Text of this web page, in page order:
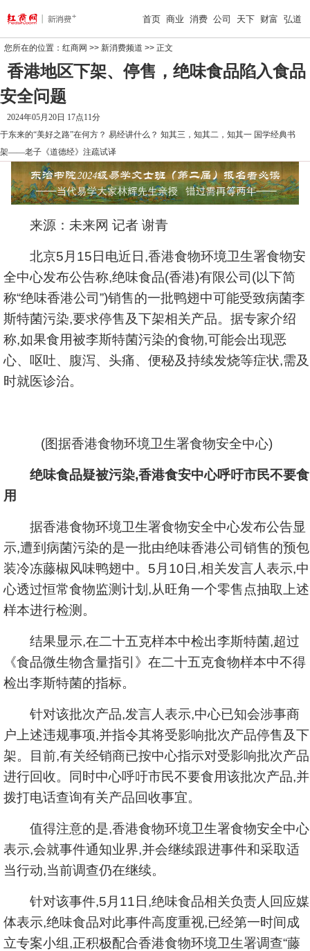
首页 商业 消费 公司 天下 财富 弘道
您所在的位置： 红商网 >> 新消费频道 >> 正文
香港地区下架、停售，绝味食品陷入食品
安全问题
2024年05月20日 17点11分
于东来的“美好之路”在何方？ 易经讲什么？ 知其三，知其二，知其一 国学经典书
架——老子《道德经》注疏试译
来源：未来网 记者 谢青
北京5月15日电近日,香港食物环境卫生署食物安
全中心发布公告称,绝味食品(香港)有限公司(以下简
称“绝味香港公司”)销售的一批鸭翅中可能受致病菌李
斯特菌污染,要求停售及下架相关产品。据专家介绍
称,如果食用被李斯特菌污染的食物,可能会出现恶
心、呕吐、腹泻、头痛、便秘及持续发烧等症状,需及
时就医诊治。
(图据香港食物环境卫生署食物安全中心)
绝味食品疑被污染,香港食安中心呼吁市民不要食
用
据香港食物环境卫生署食物安全中心发布公告显
示,遭到病菌污染的是一批由绝味香港公司销售的预包
装冷冻藤椒风味鸭翅中。5月10日,相关发言人表示,中
心透过恒常食物监测计划,从旺角一个零售点抽取上述
样本进行检测。
结果显示,在二十五克样本中检出李斯特菌,超过
《食品微生物含量指引》在二十五克食物样本中不得
检出李斯特菌的指标。
针对该批次产品,发言人表示,中心已知会涉事商
户上述违规事项,并指令其将受影响批次产品停售及下
架。目前,有关经销商已按中心指示对受影响批次产品
进行回收。同时中心呼吁市民不要食用该批次产品,并
拨打电话查询有关产品回收事宜。
值得注意的是,香港食物环境卫生署食物安全中心
表示,会就事件通知业界,并会继续跟进事件和采取适
当行动,当前调查仍在继续。
针对该事件,5月11日,绝味食品相关负责人回应媒
体表示,绝味食品对此事件高度重视,已经第一时间成
立专案小组,正积极配合香港食物环境卫生署调查“藤